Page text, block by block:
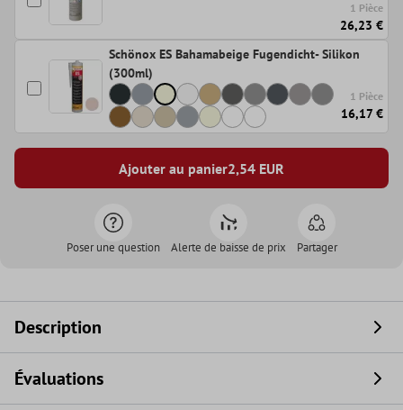
1 Pièce
26,23 €
Schönox ES Bahamabeige Fugendicht- Silikon
(300ml)
1 Pièce
16,17 €
Ajouter au panier2,54 EUR
Poser une question Alerte de baisse de prix Partager
Description
Évaluations